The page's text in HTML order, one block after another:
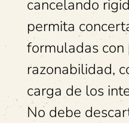
cancelando
permita
formuladas con
razonabilidad,
carga de los
No debe